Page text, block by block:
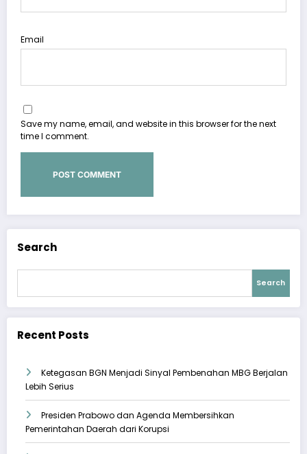
Email
Save my name, email, and website in this browser for the next
time I comment.
Search
Search
Recent Posts
Ketegasan BGN Menjadi Sinyal Pembenahan MBG Berjalan
Lebih Serius
Presiden Prabowo dan Agenda Membersihkan
Pemerintahan Daerah dari Korupsi